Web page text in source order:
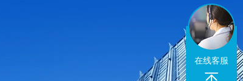
在线客服